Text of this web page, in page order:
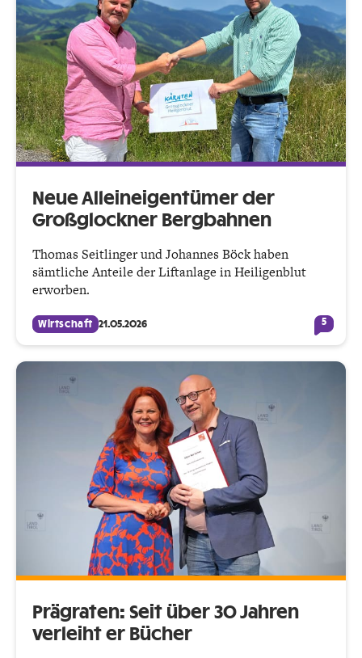
Neue Alleineigentümer der
Großglockner Bergbahnen
Thomas Seitlinger und Johannes Böck haben
sämtliche Anteile der Liftanlage in Heiligenblut
erworben.
Wirtschaft 21.05.2026 5
Prägraten: Seit über 30 Jahren
verleiht er Bücher